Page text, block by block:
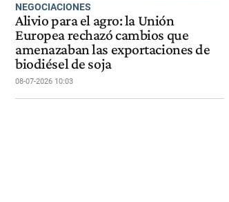
NEGOCIACIONES
Alivio para el agro: la Unión
Europea rechazó cambios que
amenazaban las exportaciones de
biodiésel de soja
08-07-2026 10:03